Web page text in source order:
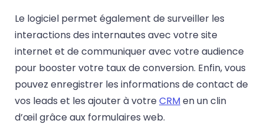
Le logiciel permet également de surveiller les
interactions des internautes avec votre site
internet et de communiquer avec votre audience
pour booster votre taux de conversion. Enfin, vous
pouvez enregistrer les informations de contact de
vos leads et les ajouter à votreCRMen un clin
d’œil grâce aux formulaires web.